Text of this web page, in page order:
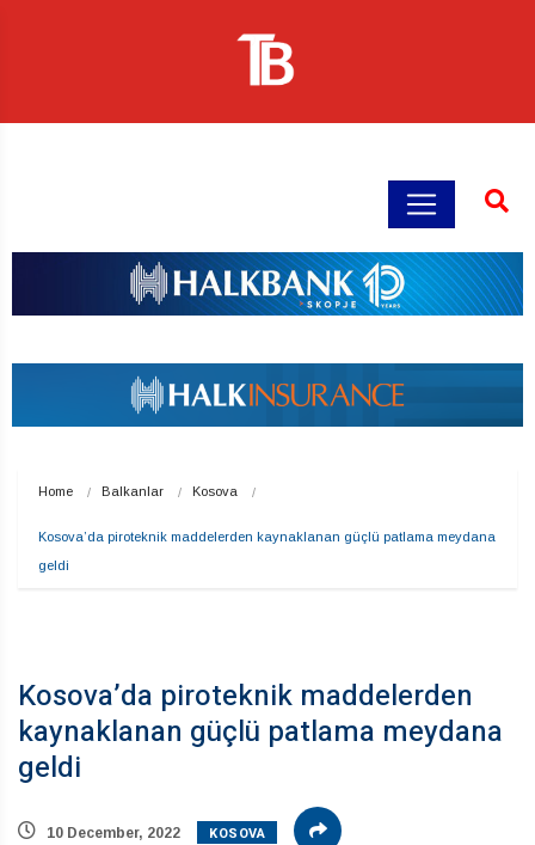
Home Balkanlar Kosova
Kosova’da piroteknik maddelerden kaynaklanan güçlü patlama meydana
geldi
Kosova’da piroteknik maddelerden
kaynaklanan güçlü patlama meydana
geldi
10 December, 2022 KOSOVA